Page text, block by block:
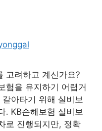
고려하고 계신가요?
험을 유지하기 어렵거
아타기 위해 실비보
. KB손해보험 실비보
로 진행되지만, 정확